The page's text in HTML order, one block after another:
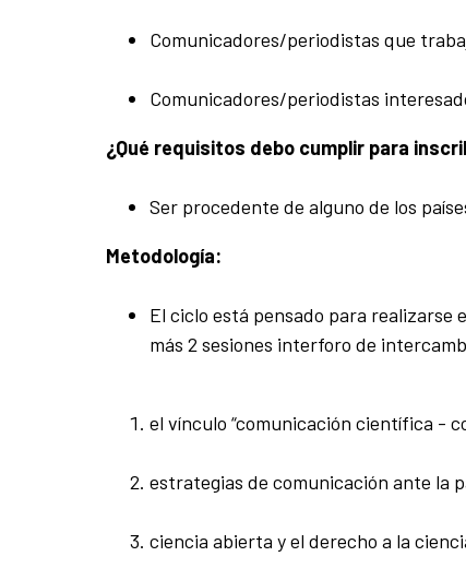
Comunicadores/periodistas que
Comunicadores/periodistas
¿Qué requisitos debo cumplir para
Ser procedente de alguno de los
Metodología:
El ciclo está pensado para realizarse
más 2 sesiones interforo de
el vínculo “comunicación científica -
estrategias de comunicación ante la
ciencia abierta y el derecho a la